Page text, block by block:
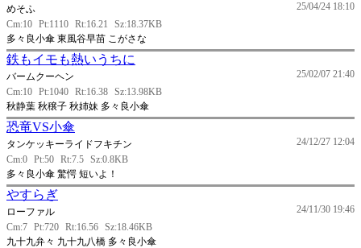
25/04/24 18:10
めそふ
Cm:10 Pt:1110 Rt:16.21
Sz:18.37KB
多々良小傘 東風谷早苗 こがさな
鉄もイモも熱いうちに
25/02/07 21:40
バームクーヘン
Cm:10 Pt:1040 Rt:16.38 Sz:13.98KB
秋静葉 秋穣子 秋姉妹 多々良小傘
恐竜VS小傘
24/12/27 12:04
タンケッキーライドフキチン
Cm:0 Pt:50 Rt:7.5 Sz:0.8KB
多々良小傘 驚愕 短いよ！
やすらぎ
24/11/30 19:46
ローファル
Cm:7 Pt:720 Rt:16.56 Sz:18.46KB
九十九弁々 九十九八橋 多々良小傘